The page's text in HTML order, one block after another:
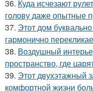
36. Куда исчезают
голову даже опытные
37. Этот дом
гармонично
38. Воздушный
пространство, где
39. Этот двухэтажный
комфортной жизни